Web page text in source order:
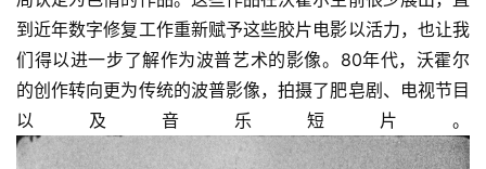
到近年数字修复工作重新赋予这些胶片电影以活力，也让我
们得以进一步了解作为波普艺术的影像。80年代，沃霍尔
的创作转向更为传统的波普影像，拍摄了肥皂剧、电视节目
以及音乐短片。